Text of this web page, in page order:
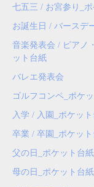
七五三 / お宮参り_
お誕生日 / バースデ
音楽発表会 / ピアノ
ット台紙
バレエ発表会
ゴルフコンペ_ポケ
入学 / 入園_ポケッ
卒業 / 卒園_ポケッ
父の日_ポケット台紙
母の日_ポケット台紙